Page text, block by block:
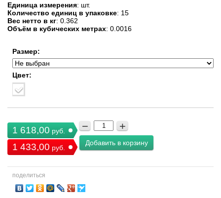
Единица измерения: шт.
Количество единиц в упаковке: 15
Вес нетто в кг: 0.362
Объём в кубических метрах: 0.0016
Размер:
Цвет:
1 618,00 руб.
1 433,00 руб.
− +
Добавить в корзину
поделиться